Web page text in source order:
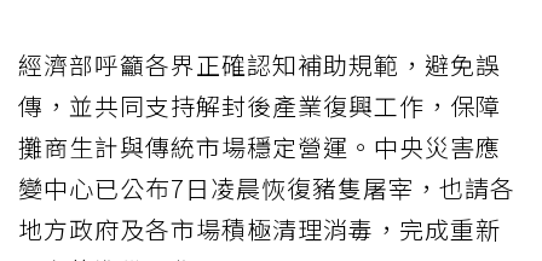
經濟部呼籲各界正確認知補助規範，避免誤
傳，並共同支持解封後產業復興工作，保障
攤商生計與傳統市場穩定營運。中央災害應
變中心已公布7日凌晨恢復豬隻屠宰，也請各
地方政府及各市場積極清理消毒，完成重新